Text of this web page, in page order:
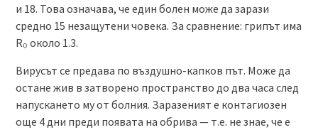
и 18. Това означава, че един болен може да зарази
средно 15 незащутени човека. За сравнение: грипът има
R₀ около 1.3.
Вирусът се предава по въздушно-капков път. Може да
остане жив в затворено пространство до два часа след
напускането му от болния. Заразеният е контагиозен
още 4 дни преди появата на обрива — т.е. не знае, че е